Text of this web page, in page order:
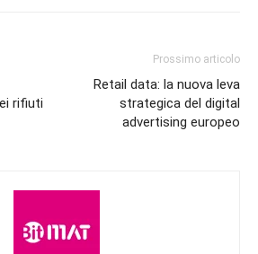
rifiuti
Prossimo articolo
Retail data: la nuova leva
strategica del digital
advertising europeo